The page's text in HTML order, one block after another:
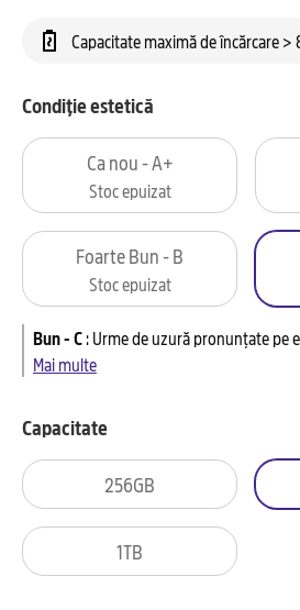
Capacitate maximă de încărcare >
Condiție estetică
Ca nou - A+
Stoc epuizat
Foarte Bun - B
Stoc epuizat
Bun - C:Urme de uzură pronunțate pe
Mai multe
Capacitate
256GB
1TB